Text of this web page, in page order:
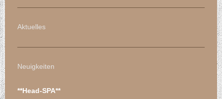
Aktuelles
Neuigkeiten
**Head-SPA**